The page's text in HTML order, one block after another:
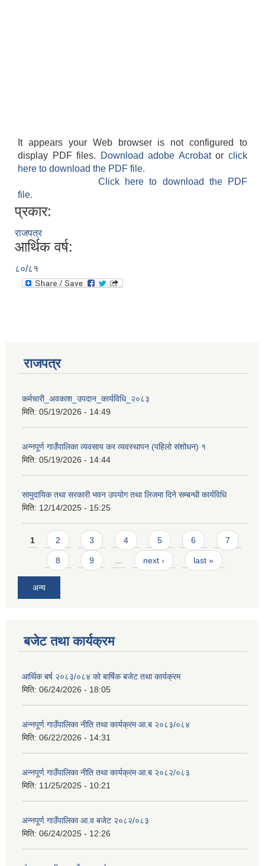
It appears your Web browser is not configured to
display PDF files.
Download adobe Acrobatorclick
here to download the PDF file.
Click here to download the PDF
file.
प्रकार:
राजपत्र
आर्थिक वर्ष:
८०/८१
राजपत्र
कर्मचारी_अवकाश_उपदान_कार्यविधि_२०८३
मिति: 05/19/2026 - 14:49
अन्नपूर्ण गाउँपालिका व्यवसाय कर व्यवस्थापन (पहिलो संशोधन) १
मिति: 05/19/2026 - 14:44
सामुदायिक तथा सरकारी भवन उपयोग तथा लिजमा दिने सम्बन्धी कार्यविधि
मिति: 12/14/2025 - 15:25
Pages
1 2 3 4 5 6 7
8 9 next › last »
अन्य
बजेट तथा कार्यक्रम
आर्थिक बर्ष २०८३/०८४ को बार्षिक बजेट तथा कार्यक्रम
मिति: 06/24/2026 - 18:05
अन्नपूर्ण गाउँपालिका नीति तथा कार्यक्रम आ.ब २०८३/०८४
मिति: 06/22/2026 - 14:31
अन्नपूर्ण गाउँपालिका नीति तथा कार्यक्रम आ.ब २०८२/०८३
मिति: 11/25/2025 - 10:21
अन्नपूर्ण गाउँपालिका आ.व बजेट २०८२/०८३
मिति: 06/24/2025 - 12:26